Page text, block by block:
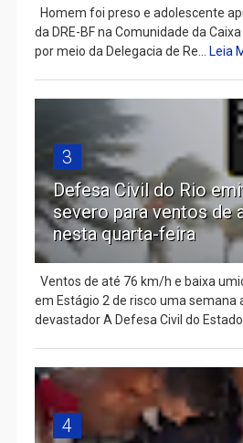
Homem foi preso e adolescente
da DRE-BF na Comunidade da Caixa
por meio da Delegacia de Re...
Leia
3
Defesa Civil do Rio
severo para ventos de
nesta quarta-feira
Ventos de até 76 km/h e baixa
em Estágio 2 de risco uma semana
devastador A Defesa Civil do
4